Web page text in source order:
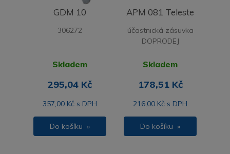
GDM 10
306272
Skladem
295,04 Kč
357,00 Kč s DPH
Do košíku »
APM 081 Teleste
účastnická zásuvka
DOPRODEJ
Skladem
178,51 Kč
216,00 Kč s DPH
Do košíku »